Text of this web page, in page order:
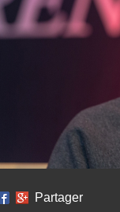
Partager